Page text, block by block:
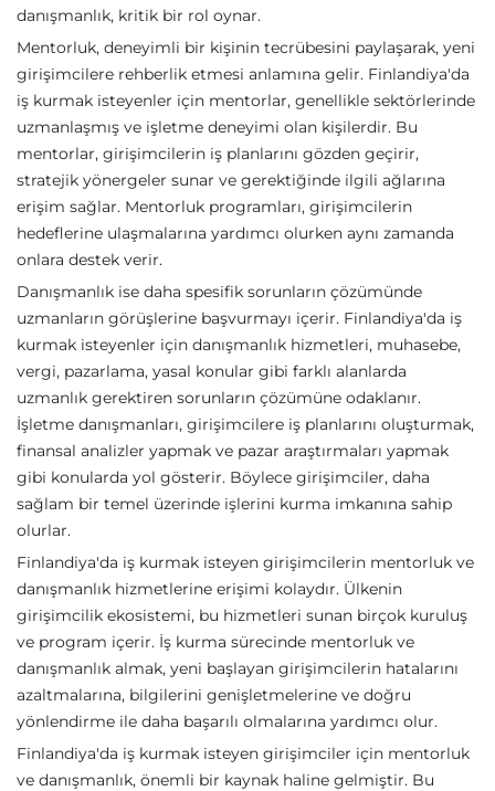
danışmanlık, kritik bir rol oynar.
Mentorluk, deneyimli bir kişinin tecrübesini paylaşarak, yeni
girişimcilere rehberlik etmesi anlamına gelir. Finlandiya'da
iş kurmak isteyenler için mentorlar, genellikle sektörlerinde
uzmanlaşmış ve işletme deneyimi olan kişilerdir. Bu
mentorlar, girişimcilerin iş planlarını gözden geçirir,
stratejik yönergeler sunar ve gerektiğinde ilgili ağlarına
erişim sağlar. Mentorluk programları, girişimcilerin
hedeflerine ulaşmalarına yardımcı olurken aynı zamanda
onlara destek verir.
Danışmanlık ise daha spesifik sorunların çözümünde
uzmanların görüşlerine başvurmayı içerir. Finlandiya'da iş
kurmak isteyenler için danışmanlık hizmetleri, muhasebe,
vergi, pazarlama, yasal konular gibi farklı alanlarda
uzmanlık gerektiren sorunların çözümüne odaklanır.
İşletme danışmanları, girişimcilere iş planlarını oluşturmak,
finansal analizler yapmak ve pazar araştırmaları yapmak
gibi konularda yol gösterir. Böylece girişimciler, daha
sağlam bir temel üzerinde işlerini kurma imkanına sahip
olurlar.
Finlandiya'da iş kurmak isteyen girişimcilerin mentorluk ve
danışmanlık hizmetlerine erişimi kolaydır. Ülkenin
girişimcilik ekosistemi, bu hizmetleri sunan birçok kuruluş
ve program içerir. İş kurma sürecinde mentorluk ve
danışmanlık almak, yeni başlayan girişimcilerin hatalarını
azaltmalarına, bilgilerini genişletmelerine ve doğru
yönlendirme ile daha başarılı olmalarına yardımcı olur.
Finlandiya'da iş kurmak isteyen girişimciler için mentorluk
ve danışmanlık, önemli bir kaynak haline gelmiştir. Bu